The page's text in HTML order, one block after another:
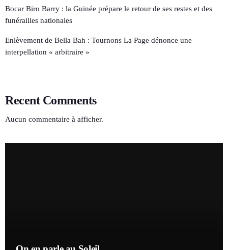
Bocar Biro Barry : la Guinée prépare le retour de ses restes et des
funérailles nationales
Enlèvement de Bella Bah : Tournons La Page dénonce une
interpellation « arbitraire »
Recent Comments
Aucun commentaire à afficher.